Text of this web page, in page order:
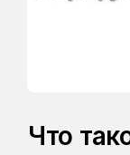
Что